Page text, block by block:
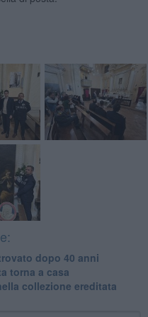
dopo 40 anni
torna a casa
collezione ereditata